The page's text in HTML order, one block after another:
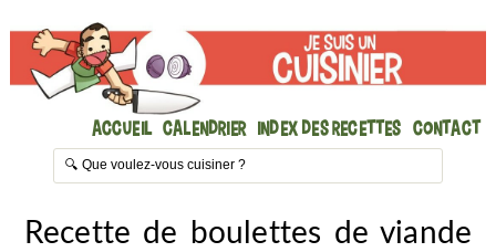
Accueil Calendrier Index des recettes Contact
Recette de boulettes de viande